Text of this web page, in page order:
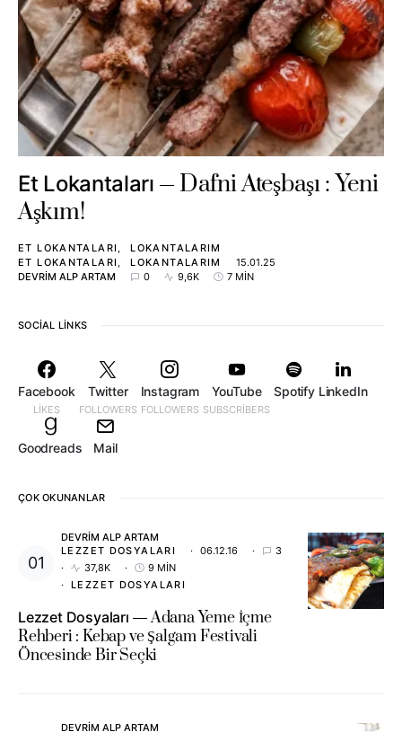
Et Lokantaları
Dafni Ateşbaşı : Yeni
Aşkım!
ET LOKANTALARI
LOKANTALARIM
ET LOKANTALARI
LOKANTALARIM
15.01.25
DEVRIM ALP ARTAM
0 9,6K 7 MIN
SOCIAL LINKS
Facebook
LIKES
Twitter
FOLLOWERS
Instagram
FOLLOWERS
YouTube
SUBSCRIBERS
Spotify LinkedIn
Goodreads Mail
ÇOK OKUNANLAR
DEVRIM ALP ARTAM
LEZZET DOSYALARI
06.12.16
3
37,8K
9 MIN
LEZZET DOSYALARI
Lezzet Dosyaları
Adana Yeme İçme
Rehberi : Kebap ve Şalgam Festivali
Öncesinde Bir Seçki
DEVRIM ALP ARTAM